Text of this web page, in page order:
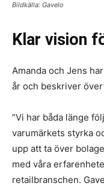
Bildkälla: Gavelo
Klar vision
Amanda och Jens
år och beskriver
”Vi har båda länge
varumärkets styrka
upp att ta över
med våra
retailbranschen.